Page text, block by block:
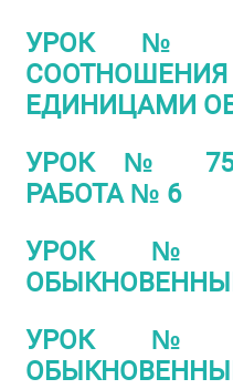
УРОК №
ЕДИНИЦАМИ
УРОК № 75.
РАБОТА № 6
УРОК №
УРОК №